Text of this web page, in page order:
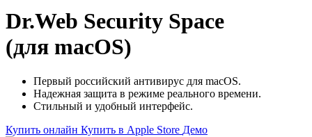
Dr.Web Security Space
(для macOS)
Первый российский антивирус для macOS.
Надежная защита в режиме реального времени.
Стильный и удобный интерфейс.
Купить онлайн Купить в Apple Store Демо